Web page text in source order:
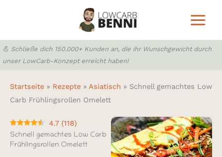
💪 Schließe dich 150.000+ Kunden an, die ihr Wunschgewicht durch
unser LowCarb-Konzept erreicht haben!
Startseite » Rezepte » Asiatisch » Schnell gemachtes Low
Carb Frühlingsrollen Omelett
4.7 (118)
Schnell gemachtes Low Carb
Frühlingsrollen Omelett